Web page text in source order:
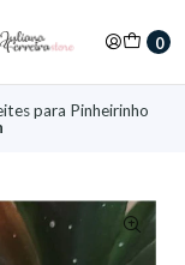
0
para Pinheirinho